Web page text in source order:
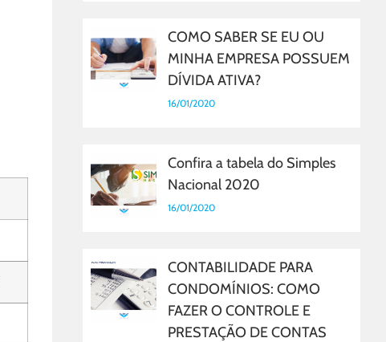
COMO SABER SE EU OU
MINHA EMPRESA POSSUEM
DÍVIDA ATIVA?
16/01/2020
Confira a tabela do Simples
Nacional 2020
16/01/2020
CONTABILIDADE PARA
CONDOMÍNIOS: COMO
FAZER O CONTROLE E
PRESTAÇÃO DE CONTAS